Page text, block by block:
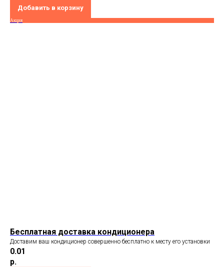
Добавить в корзину
Акция
Бесплатная доставка кондиционера
Доставим ваш кондиционер совершенно бесплатно к месту его установки
0.01
р.